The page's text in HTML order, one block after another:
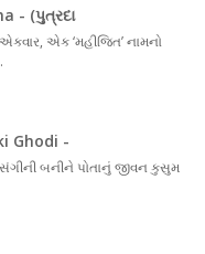
- (પુત્રદા
શ્રાવણ સુદ - ૧૧
એક ‘મહીજિત’ નામનો
Ghodi -
સંગીની બનીને પોતાનું જીવન કુસુમ